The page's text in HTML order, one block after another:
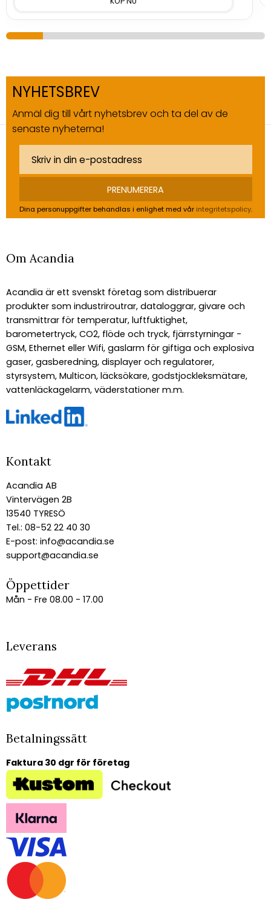
NYHETSBREV
Anmäl dig till vårt nyhetsbrev och ta del av de
senaste nyheterna!
PRENUMERERA
Dina personuppgifter behandlas i enlighet med vår integritetspolicy.
Om Acandia
Acandia är ett svenskt företag som distribuerar
produkter som industriroutrar, dataloggrar, givare och
transmittrar för temperatur, luftfuktighet,
barometertryck, CO2, flöde och tryck, fjärrstyrningar -
GSM, Ethernet eller Wifi, gaslarm för giftiga och explosiva
gaser, gasberedning, displayer och regulatorer,
styrsystem, Multicon, läcksökare, godstjockleksmätare,
vattenläckagelarm, väderstationer m.m.
Kontakt
Acandia AB
Vintervägen 2B
13540 TYRESÖ
Tel.: 08-52 22 40 30
E-post: info@acandia.se
support@acandia.se
Öppettider
Mån - Fre 08.00 - 17.00
Leverans
Betalningssätt
Faktura 30 dgr för företag